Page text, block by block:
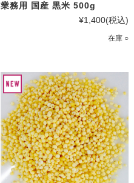
業務用 国産 黒米 500g
¥1,400(税込)
在庫 ○